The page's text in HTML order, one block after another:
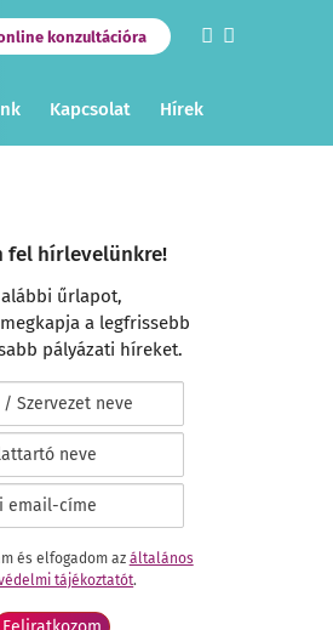
konzultációra
Kapcsolat Hírek
fel hírlevelünkre!
űrlapot,
a legfrissebb
pályázati híreket.
és elfogadom az általános
tájékoztatót.